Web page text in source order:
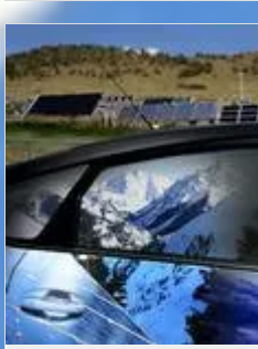
Posted
in